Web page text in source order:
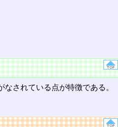
されている点が特徴である。